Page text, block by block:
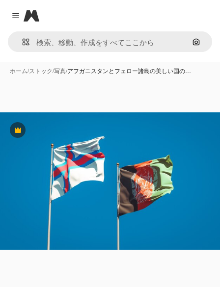
Close menu
Magnific
画像で
ホーム/ストック/写真/アフガニスタンとフェロー諸島の美しい国の…
Premium